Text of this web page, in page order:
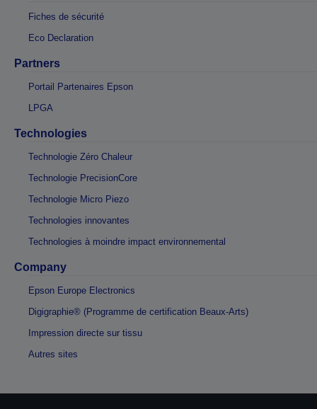
Fiches de sécurité
Eco Declaration
Partners
Portail Partenaires Epson
LPGA
Technologies
Technologie Zéro Chaleur
Technologie PrecisionCore
Technologie Micro Piezo
Technologies innovantes
Technologies à moindre impact environnemental
Company
Epson Europe Electronics
Digigraphie® (Programme de certification Beaux-Arts)
Impression directe sur tissu
Autres sites